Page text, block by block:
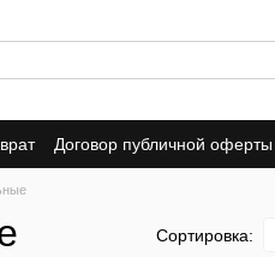
Договор публичной оферты
Сортировка: